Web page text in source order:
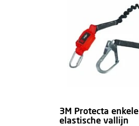
3M Protecta enkele
elastische vallijn